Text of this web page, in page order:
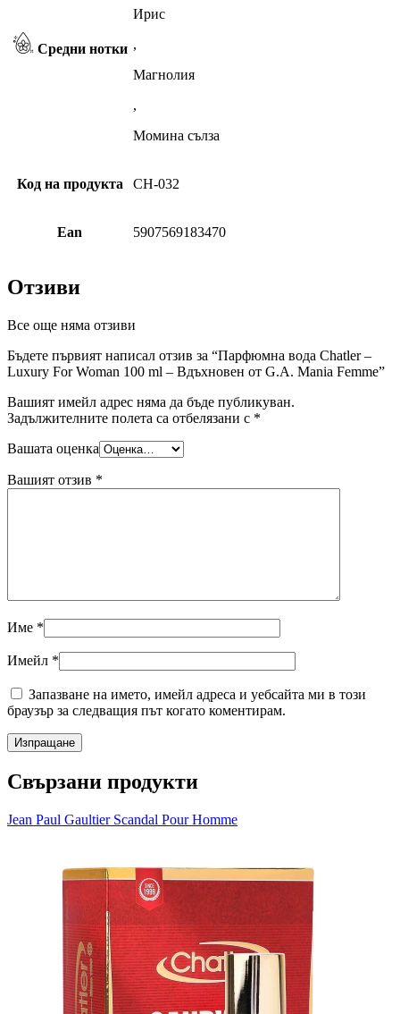
Средни нотки
Ирис
,
Магнолия
,
Момина сълза
Код на продукта CH-032
Ean 5907569183470
Отзиви
Все още няма отзиви
Бъдете първият написал отзив за “Парфюмна вода Chatler –
Luxury For Woman 100 ml – Вдъхновен от G.A. Mania Femme”
Вашият имейл адрес няма да бъде публикуван.
Задължителните полета са отбелязани с *
Вашата оценка
Вашият отзив *
Име *
Имейл *
Запазване на името, имейл адреса и уебсайта ми в този
браузър за следващия път когато коментирам.
Свързани продукти
Jean Paul Gaultier Scandal Pour Homme